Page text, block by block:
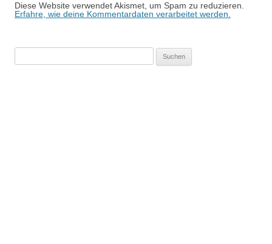
Diese Website verwendet Akismet, um Spam zu reduzieren.
Erfahre, wie deine Kommentardaten verarbeitet werden.